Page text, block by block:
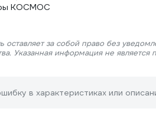
КОСМОС
оставляет за собой право без
Указанная информация не является
в характеристиках или